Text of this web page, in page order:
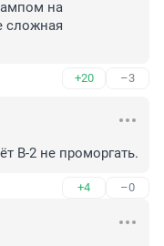
на
сложная
+20 –3
В-2 не проморгать.
+4 –0